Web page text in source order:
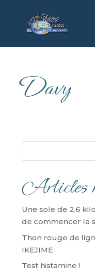
Davy
Articles
Une sole de 2,6
de commencer la
Thon rouge de
IKEJIME
Test histamine !